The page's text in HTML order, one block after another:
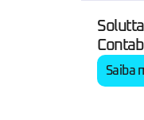
Saiba